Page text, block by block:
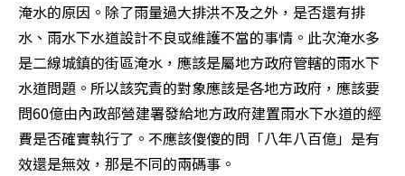
淹水的原因。除了雨量過大排洪不及之外，是否還有排
水、雨水下水道設計不良或維護不當的事情。此次淹水多
是二線城鎮的街區淹水，應該是屬地方政府管轄的雨水下
水道問題。所以該究責的對象應該是各地方政府，應該要
問60億由內政部營建署發給地方政府建置雨水下水道的經
費是否確實執行了。不應該傻傻的問「八年八百億」是有
效還是無效，那是不同的兩碼事。